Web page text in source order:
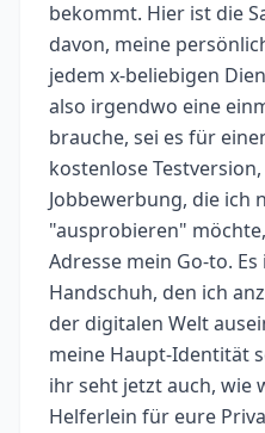
bekommt. Hier ist die
davon, meine
jedem x-beliebigen
also irgendwo eine
brauche, sei es für
kostenlose
Jobbewerbung, die ich
"ausprobieren"
Adresse mein Go-to.
Handschuh, den ich
der digitalen Welt
meine Haupt-Identität
ihr seht jetzt auch, wie
Helferlein für eure